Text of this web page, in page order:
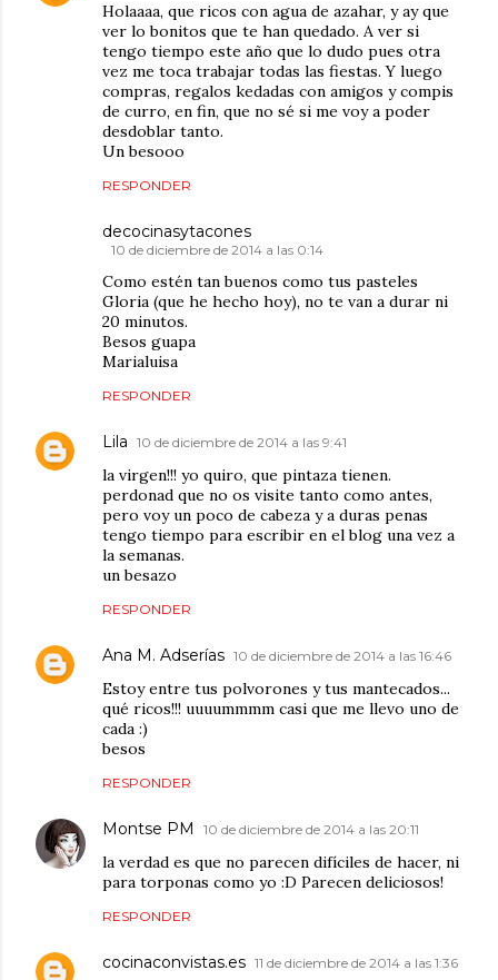
Holaaaa, que ricos con agua de azahar, y ay que
ver lo bonitos que te han quedado. A ver si
tengo tiempo este año que lo dudo pues otra
vez me toca trabajar todas las fiestas. Y luego
compras, regalos kedadas con amigos y compis
de curro, en fin, que no sé si me voy a poder
desdoblar tanto.
Un besooo
RESPONDER
decocinasytacones
10 de diciembre de 2014 a las 0:14
Como estén tan buenos como tus pasteles
Gloria (que he hecho hoy), no te van a durar ni
20 minutos.
Besos guapa
Marialuisa
RESPONDER
Lila 10 de diciembre de 2014 a las 9:41
la virgen!!! yo quiro, que pintaza tienen.
perdonad que no os visite tanto como antes,
pero voy un poco de cabeza y a duras penas
tengo tiempo para escribir en el blog una vez a
la semanas.
un besazo
RESPONDER
Ana M. Adserías 10 de diciembre de 2014 a las 16:46
Estoy entre tus polvorones y tus mantecados...
qué ricos!!! uuuummmm casi que me llevo uno de
cada :)
besos
RESPONDER
Montse PM 10 de diciembre de 2014 a las 20:11
la verdad es que no parecen difíciles de hacer, ni
para torponas como yo :D Parecen deliciosos!
RESPONDER
cocinaconvistas.es 11 de diciembre de 2014 a las 1:36